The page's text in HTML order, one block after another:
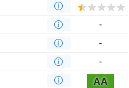
-
-
-
AA